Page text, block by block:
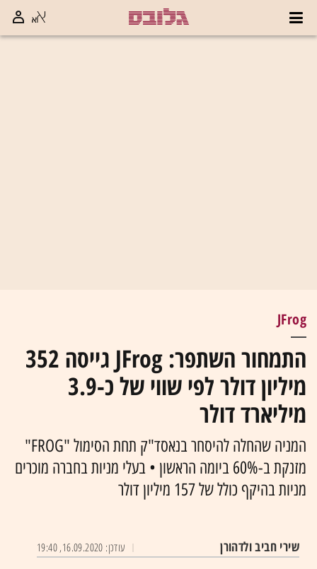
JFrog
התמחור השתפר: JFrog גייסה 352
מיליון דולר לפי שווי של כ-3.9
מיליארד דולר
המניה שהחלה להיסחר בנאסד"ק תחת הסימול "FROG"
מזנקת ב-60% ביומה הראשון • בעלי מניות בחברה מוכרים
מניות בהיקף כולל של 157 מיליון דולר
שירי חביב ולדהורן עודכן: 16.09.2020, 19:40